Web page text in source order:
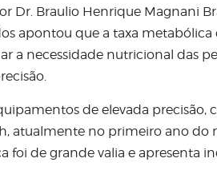
Dr. Braulio Henrique Magnani
apontou que a taxa
a necessidade nutricional das
de elevada
atualmente no primeiro ano
foi de grande valia e apresenta